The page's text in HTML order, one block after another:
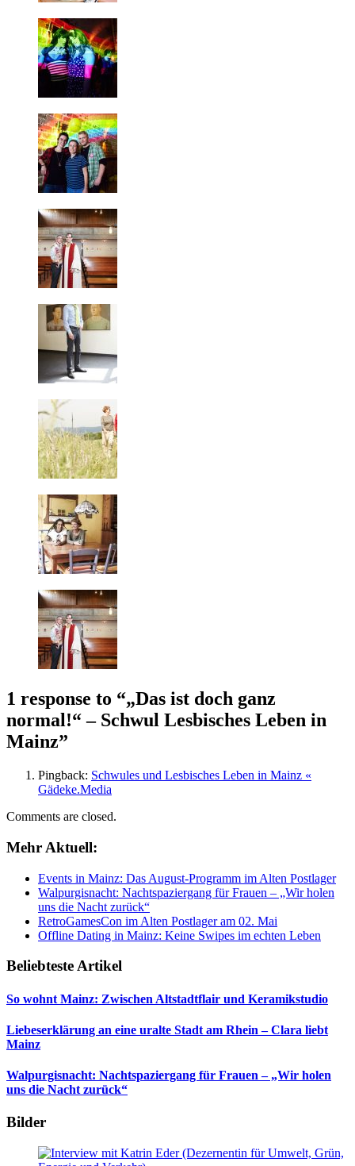
1 response to “„Das ist doch ganz
normal!“ – Schwul Lesbisches Leben in
Mainz”
Pingback: Schwules und Lesbisches Leben in Mainz «
Gädeke.Media
Comments are closed.
Mehr Aktuell:
Events in Mainz: Das August-Programm im Alten Postlager
Walpurgisnacht: Nachtspaziergang für Frauen – „Wir holen
uns die Nacht zurück“
RetroGamesCon im Alten Postlager am 02. Mai
Offline Dating in Mainz: Keine Swipes im echten Leben
Beliebteste Artikel
So wohnt Mainz: Zwischen Altstadtflair und Keramikstudio
Liebeserklärung an eine uralte Stadt am Rhein – Clara liebt
Mainz
Walpurgisnacht: Nachtspaziergang für Frauen – „Wir holen
uns die Nacht zurück“
Bilder